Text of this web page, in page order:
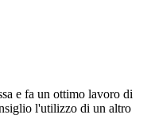
e fa un ottimo lavoro di
l'utilizzo di un altro